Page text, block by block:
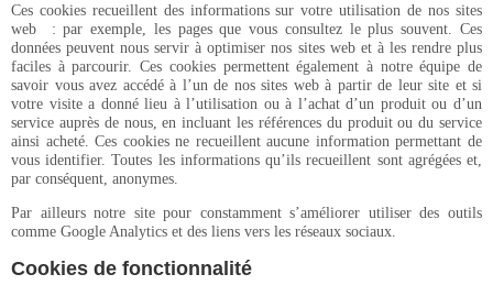
Ces cookies recueillent des informations sur votre utilisation de nos sites
web : par exemple, les pages que vous consultez le plus souvent. Ces
données peuvent nous servir à optimiser nos sites web et à les rendre plus
faciles à parcourir. Ces cookies permettent également à notre équipe de
savoir vous avez accédé à l’un de nos sites web à partir de leur site et si
votre visite a donné lieu à l’utilisation ou à l’achat d’un produit ou d’un
service auprès de nous, en incluant les références du produit ou du service
ainsi acheté. Ces cookies ne recueillent aucune information permettant de
vous identifier. Toutes les informations qu’ils recueillent sont agrégées et,
par conséquent, anonymes.
Par ailleurs notre site pour constamment s’améliorer utiliser des outils
comme Google Analytics et des liens vers les réseaux sociaux.
Cookies de fonctionnalité